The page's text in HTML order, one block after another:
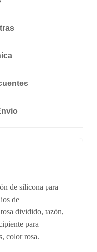
de silicona para
de
dividido, tazón,
para
color rosa.